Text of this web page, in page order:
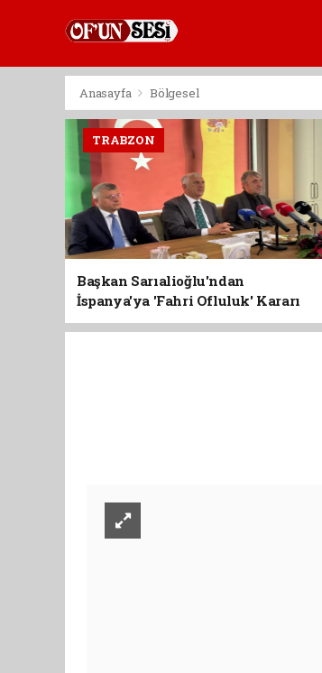
Anasayfa Bölgesel
TRABZON
Başkan Sarıalioğlu'ndan
İspanya'ya 'Fahri Ofluluk' Kararı